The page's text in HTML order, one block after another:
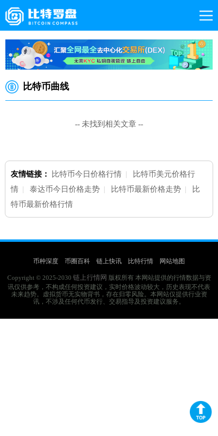
比特币曲线
-- 未找到相关文章 --
友情链接： 比特币今日价格行情 | 比特币美元价格行
情 |泰达币今日价格走势 | 比特币最新价格走势 | 比
特币最新价格行情
币种深度 币圈百科 链上快讯 比特行情 网站地图
Copyright © 2025-2030 链上行情网 版权所有 本网站提供的行情数据与资
讯仅供参考，不构成任何投资建议，实时价格波动较大，历史表现不代表
未来趋势。虚拟货币无实物背书，存在归零风险。本网站仅提供行业资
讯，不涉及任何代币发行、交易指导及投资建议服务。